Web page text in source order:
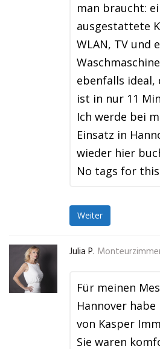
man braucht:
ausgestattete
WLAN, TV und
ebenfalls ideal,
ist in nur 11
Ich werde bei
Einsatz in
wieder hier
No tags for
Weiter
Julia P.
Für meinen
Hannover
von Kasper
Sie waren